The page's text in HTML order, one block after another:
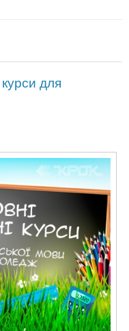
курси для